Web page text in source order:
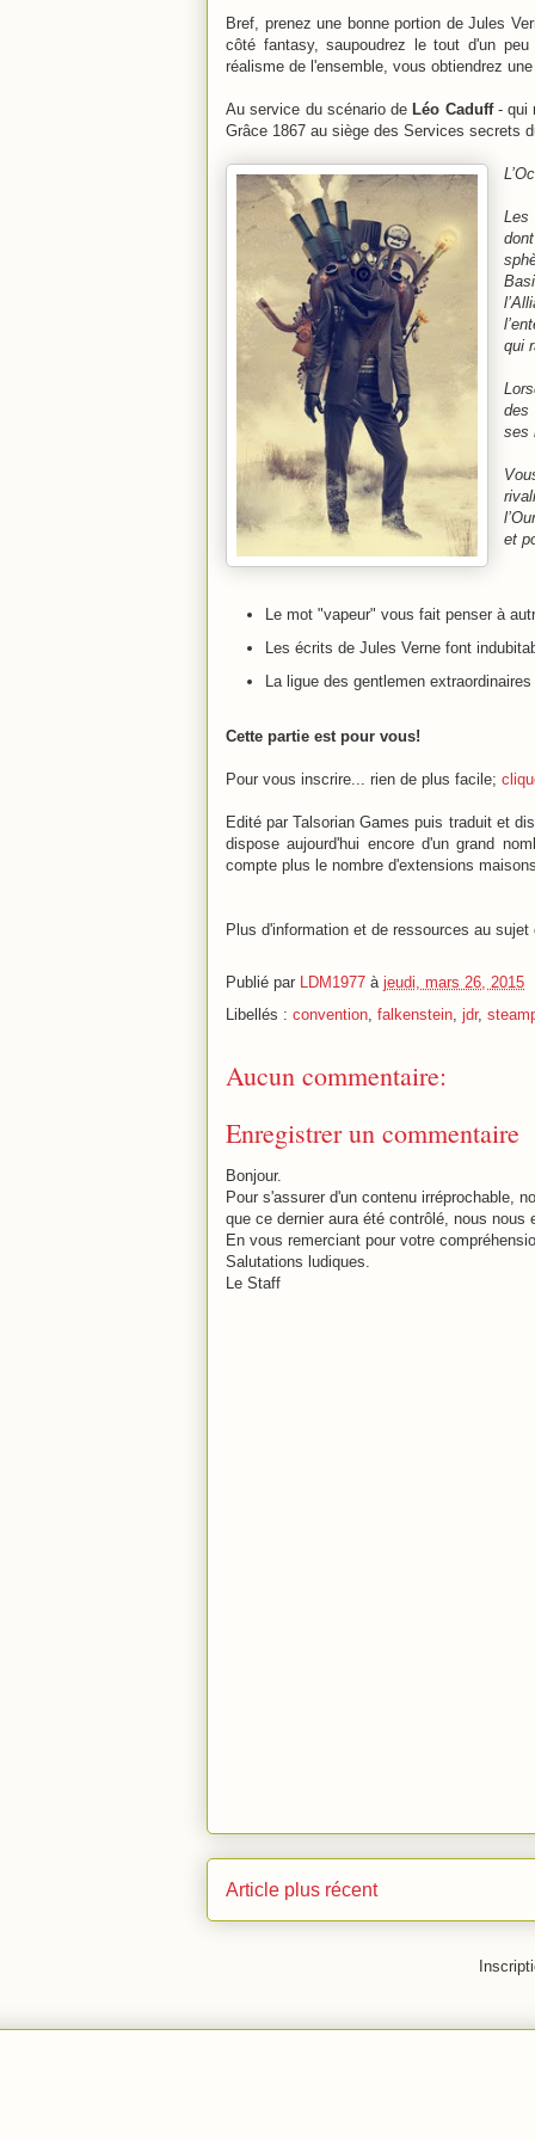
Bref, prenez une bonne portion de Jules
côté fantasy, saupoudrez le tout d'un
réalisme de l'ensemble, vous obtiendrez
Au service du scénario de Léo Caduff- qui
Grâce 1867 au siège des Services secrets
Les
qui
des
ses
et
Le mot "vapeur" vous fait penser à
Les écrits de Jules Verne font
La ligue des gentlemen
Cette partie est pour vous!
Pour vous inscrire... rien de plus facile;
Edité par Talsorian Games puis traduit et
dispose aujourd'hui encore d'un grand
compte plus le nombre d'extensions
Plus d'information et de ressources au
Publié par LDM1977 à jeudi, mars 26, 2015
Libellés : convention falkenstein jdr,
Aucun commentaire:
Enregistrer un commentaire
Bonjour.
Pour s'assurer d'un contenu irréprochable,
que ce dernier aura été contrôlé, nous nous
En vous remerciant pour votre
Salutations ludiques.
Le Staff
Article plus récent